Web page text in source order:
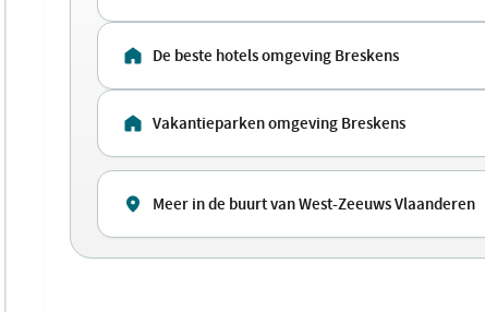
De beste hotels omgeving Breskens
Vakantieparken omgeving Breskens
Meer in de buurt van West-Zeeuws Vlaanderen